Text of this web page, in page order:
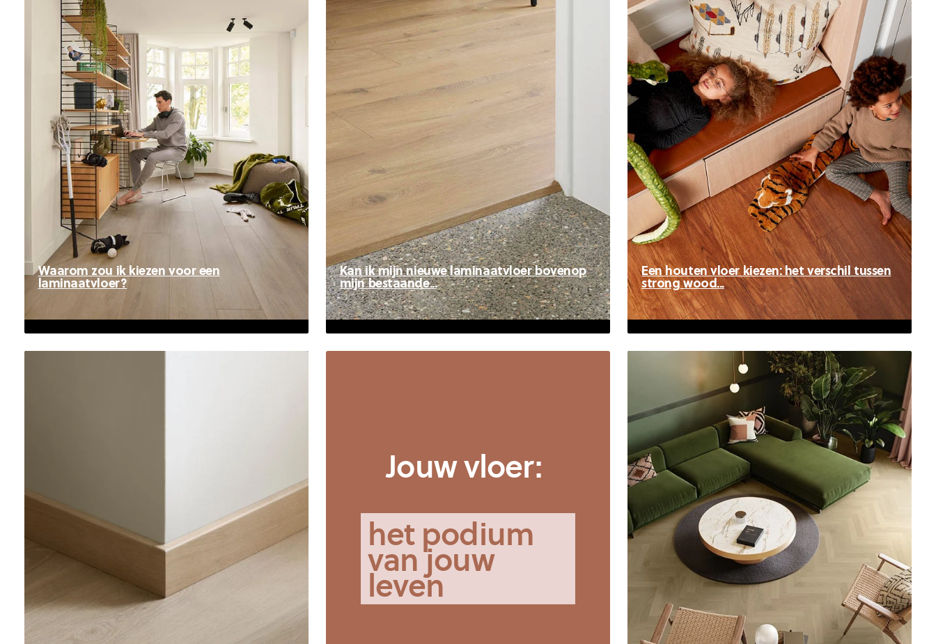
Waarom zou ik kiezen voor een
laminaatvloer?
laminaatvloer?
Kan ik mijn nieuwe laminaatvloer bovenop
mijn bestaande...
bovenop mijn bestaande...
Een houten vloer kiezen: het verschil tussen
strong wood...
tussen strong wood...
Jouw vloer:
het podium
van jouw
leven